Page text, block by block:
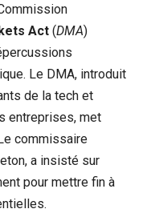
Act (DMA)
Le DMA, introduit
de la tech et
entreprises, met
commissaire
a insisté sur
pour mettre fin à